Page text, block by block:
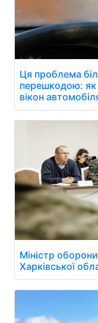
Ця проблема
перешкодою: як
вікон
Міністр
Харківської